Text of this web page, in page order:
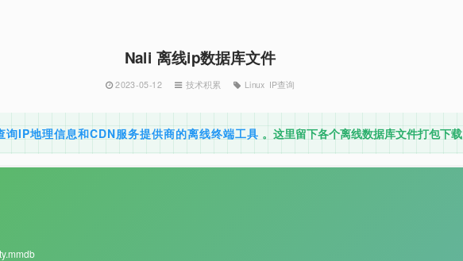
Nali 离线ip数据库文件
2023-05-12 技术积累 Linux IP查询
IP地理信息和CDN服务提供商的离线终端工具 。这里留下各个离线数据库文件打包下载